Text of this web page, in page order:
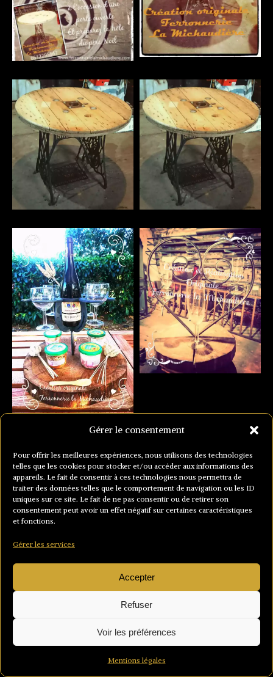
Gérer le consentement
Pour offrir les meilleures expériences, nous utilisons des technologies
telles que les cookies pour stocker et/ou accéder aux informations des
appareils. Le fait de consentir à ces technologies nous permettra de
traiter des données telles que le comportement de navigation ou les ID
uniques sur ce site. Le fait de ne pas consentir ou de retirer son
consentement peut avoir un effet négatif sur certaines caractéristiques
et fonctions.
Gérer les services
Accepter
Refuser
Voir les préférences
Mentions légales